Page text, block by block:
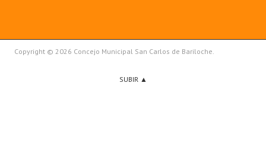
Copyright © 2026 Concejo Municipal San Carlos de Bariloche.
SUBIR ▲